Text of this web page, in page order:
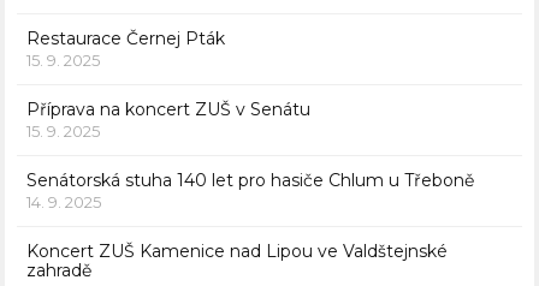
Restaurace Černej Pták
15. 9. 2025
Příprava na koncert ZUŠ v Senátu
15. 9. 2025
Senátorská stuha 140 let pro hasiče Chlum u Třeboně
14. 9. 2025
Koncert ZUŠ Kamenice nad Lipou ve Valdštejnské
zahradě